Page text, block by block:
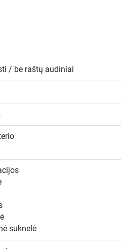
/ be raštų audiniai
suknelė